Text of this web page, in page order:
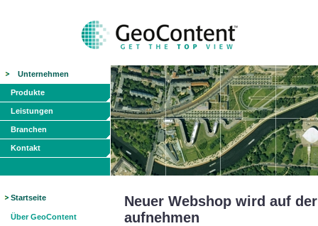
Unternehmen
Produkte
Leistungen
Branchen
Kontakt
Startseite
Über GeoContent
Neuer Webshop wird auf
aufnehmen